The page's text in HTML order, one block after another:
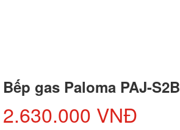
Bếp gas Paloma PAJ-S2B
2.630.000 VNĐ